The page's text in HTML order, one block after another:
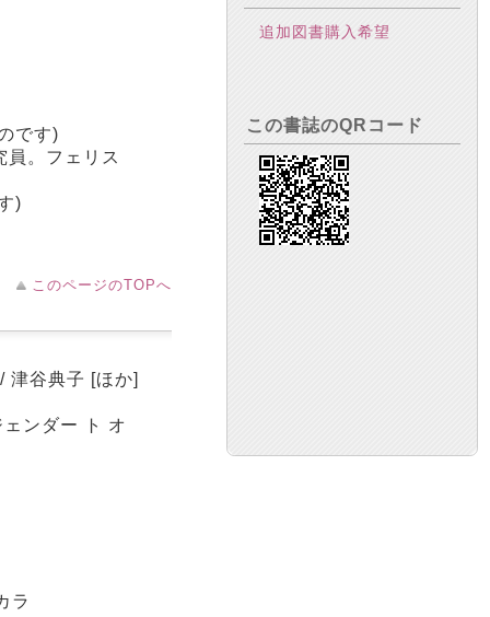
です)
員。フェリス
)
このページのTOPへ
津谷典子 [ほか]
ンダー ト オ
ラ
追加図書購入希望
この書誌のQRコード